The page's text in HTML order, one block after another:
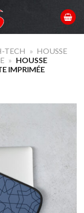
TECH » HOUSSE
» HOUSSE
IMPRIMÉE